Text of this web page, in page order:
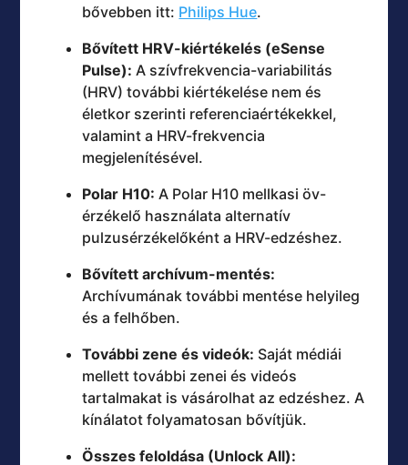
bővebben itt: Philips Hue.
Bővített HRV-kiértékelés (eSense
Pulse): A szívfrekvencia-variabilitás
(HRV) további kiértékelése nem és
életkor szerinti referenciaértékekkel,
valamint a HRV-frekvencia
megjelenítésével.
Polar H10: A Polar H10 mellkasi öv-
érzékelő használata alternatív
pulzusérzékelőként a HRV-edzéshez.
Bővített archívum-mentés:
Archívumának további mentése helyileg
és a felhőben.
További zene és videók: Saját médiái
mellett további zenei és videós
tartalmakat is vásárolhat az edzéshez. A
kínálatot folyamatosan bővítjük.
Összes feloldása (Unlock All):